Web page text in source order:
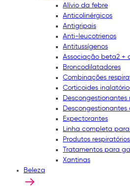
Alívio da febre
Anticolinérgicos
Antigripais
Anti-leucotrienos
Antitussígenos
Associação beta2 +
Broncodilatadores
Combinações
Corticoides
Descongestionantes
Descongestionantes
Expectorantes
Linha completa
Produtos
Tratamentos para
Xantinas
Beleza